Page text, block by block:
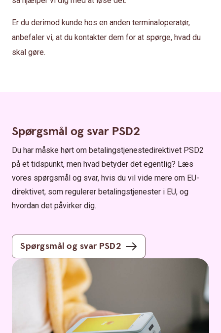
Er du derimod kunde hos en anden terminaloperatør,
anbefaler vi, at du kontakter dem for at spørge, hvad du
skal gøre.
Spørgsmål og svar PSD2
Du har måske hørt om betalingstjenestedirektivet PSD2
på et tidspunkt, men hvad betyder det egentlig? Læs
vores spørgsmål og svar, hvis du vil vide mere om EU-
direktivet, som regulerer betalingstjenester i EU, og
hvordan det påvirker dig.
Spørgsmål og svar PSD2